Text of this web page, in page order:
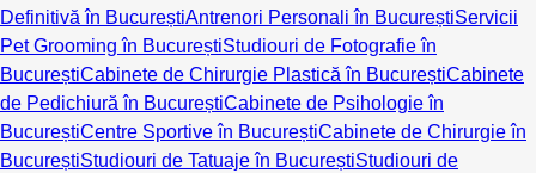
Definitivă în BucureștiAntrenori Personali în BucureștiServicii
Pet Grooming în BucureștiStudiouri de Fotografie în
BucureștiCabinete de Chirurgie Plastică în BucureștiCabinete
de Pedichiură în BucureștiCabinete de Psihologie în
BucureștiCentre Sportive în BucureștiCabinete de Chirurgie în
BucureștiStudiouri de Tatuaje în BucureștiStudiouri de